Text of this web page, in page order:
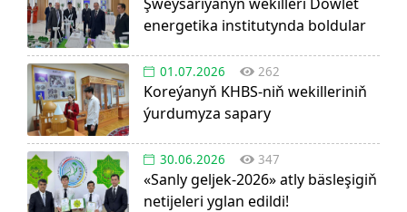
energetika institutynda boldular
01.07.2026 262
Koreýanyň KHBS-niň wekilleriniň
ýurdumyza sapary
30.06.2026 347
«Sanly geljek-2026» atly bäsleşigiň
netijeleri yglan edildi!